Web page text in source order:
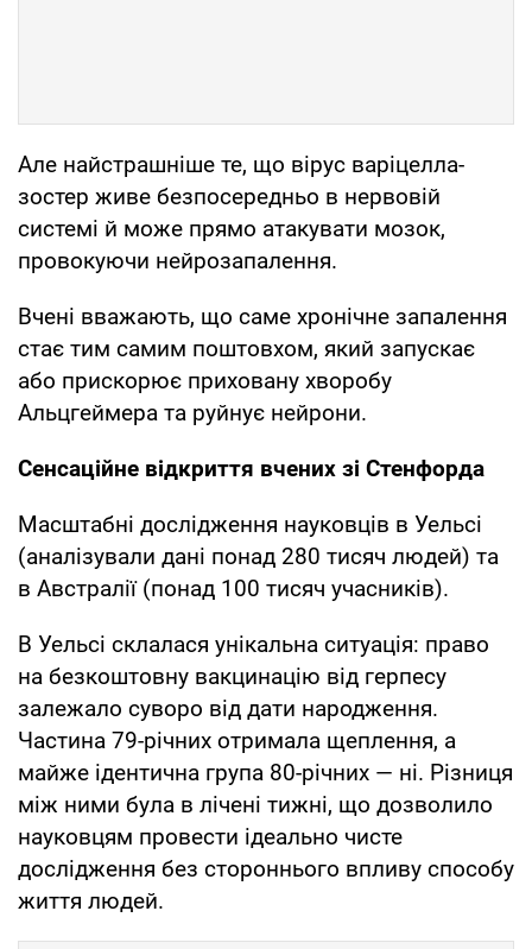
Але найстрашніше те, що вірус варіцелла-
зостер живе безпосередньо в нервовій
системі й може прямо атакувати мозок,
провокуючи нейрозапалення.
Вчені вважають, що саме хронічне запалення
стає тим самим поштовхом, який запускає
або прискорює приховану хворобу
Альцгеймера та руйнує нейрони.
Сенсаційне відкриття вчених зі Стенфорда
Масштабні дослідження науковців в Уельсі
(аналізували дані понад 280 тисяч людей) та
в Австралії (понад 100 тисяч учасників).
В Уельсі склалася унікальна ситуація: право
на безкоштовну вакцинацію від герпесу
залежало суворо від дати народження.
Частина 79-річних отримала щеплення, а
майже ідентична група 80-річних — ні. Різниця
між ними була в лічені тижні, що дозволило
науковцям провести ідеально чисте
дослідження без стороннього впливу способу
життя людей.